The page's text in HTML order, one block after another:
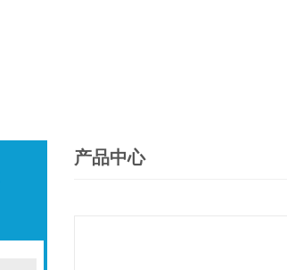
产品中心